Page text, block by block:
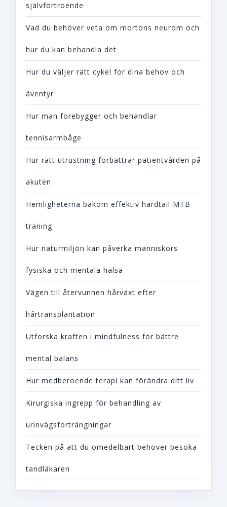
självförtroende
Vad du behöver veta om mortons neurom och
hur du kan behandla det
Hur du väljer rätt cykel för dina behov och
äventyr
Hur man förebygger och behandlar
tennisarmbåge
Hur rätt utrustning förbättrar patientvården på
akuten
Hemligheterna bakom effektiv hardtail MTB
träning
Hur naturmiljön kan påverka människors
fysiska och mentala hälsa
Vägen till återvunnen hårväxt efter
hårtransplantation
Utforska kraften i mindfulness för bättre
mental balans
Hur medberoende terapi kan förändra ditt liv
Kirurgiska ingrepp för behandling av
urinvägsförträngningar
Tecken på att du omedelbart behöver besöka
tandläkaren